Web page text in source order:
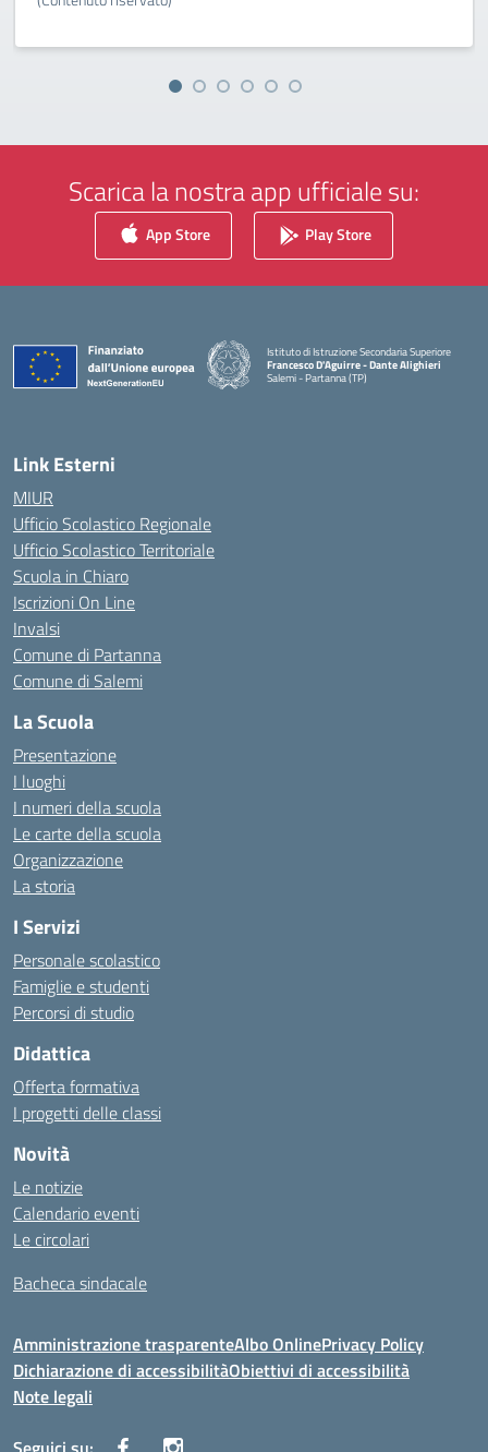
Scarica la nostra app ufficiale su:
App Store Play Store
Istituto di Istruzione Secondaria Superiore
Francesco D'Aguirre - Dante Alighieri
Salemi - Partanna (TP)
Link Esterni
MIUR
Ufficio Scolastico Regionale
Ufficio Scolastico Territoriale
Scuola in Chiaro
Iscrizioni On Line
Invalsi
Comune di Partanna
Comune di Salemi
La Scuola
Presentazione
I luoghi
I numeri della scuola
Le carte della scuola
Organizzazione
La storia
I Servizi
Personale scolastico
Famiglie e studenti
Percorsi di studio
Didattica
Offerta formativa
I progetti delle classi
Novità
Le notizie
Calendario eventi
Le circolari
Bacheca sindacale
Amministrazione trasparenteAlbo OnlinePrivacy Policy
Dichiarazione di accessibilitàObiettivi di accessibilità
Note legali